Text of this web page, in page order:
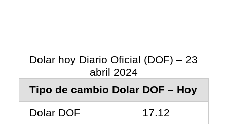
Dolar hoy Diario Oficial (DOF) – 23
abril 2024
Tipo de cambio Dolar DOF – Hoy
Dolar DOF
17.12